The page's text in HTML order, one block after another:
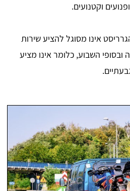
וקטנועים.
אינו מסוגל להציע שירות
ובסופי השבוע, כלומר אינו מציע